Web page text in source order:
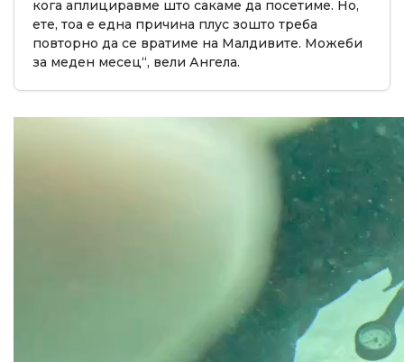
кога аплициравме што сакаме да посетиме. Но,
ете, тоа е една причина плус зошто треба
повторно да се вратиме на Малдивите. Можеби
за меден месец“, вели Ангела.